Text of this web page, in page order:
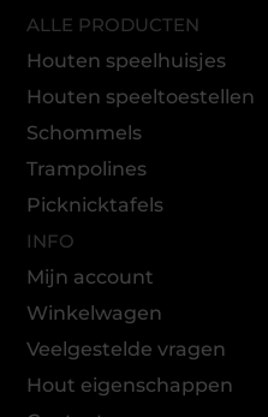
ALLE PRODUCTEN
Houten speelhuisjes
Houten speeltoestellen
Schommels
Trampolines
Picknicktafels
INFO
Mijn account
Winkelwagen
Veelgestelde vragen
Hout eigenschappen